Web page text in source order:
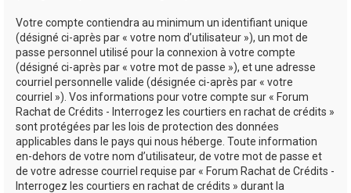
Votre compte contiendra au minimum un identifiant unique
(désigné ci-après par « votre nom d’utilisateur »), un mot de
passe personnel utilisé pour la connexion à votre compte
(désigné ci-après par « votre mot de passe »), et une adresse
courriel personnelle valide (désignée ci-après par « votre
courriel »). Vos informations pour votre compte sur « Forum
Rachat de Crédits - Interrogez les courtiers en rachat de crédits »
sont protégées par les lois de protection des données
applicables dans le pays qui nous héberge. Toute information
en-dehors de votre nom d’utilisateur, de votre mot de passe et
de votre adresse courriel requise par « Forum Rachat de Crédits -
Interrogez les courtiers en rachat de crédits » durant la